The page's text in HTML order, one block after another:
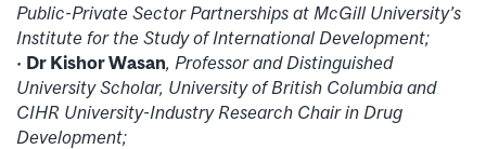
Public-Private Sector Partnerships at McGill University’s
Institute for the Study of International Development;
• Dr Kishor Wasan, Professor and Distinguished
University Scholar, University of British Columbia and
CIHR University-Industry Research Chair in Drug
Development;